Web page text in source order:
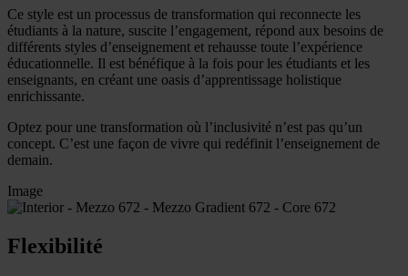
Ce style est un processus de transformation qui reconnecte les
étudiants à la nature, suscite l’engagement, répond aux besoins de
différents styles d’enseignement et rehausse toute l’expérience
éducationnelle. Il est bénéfique à la fois pour les étudiants et les
enseignants, en créant une oasis d’apprentissage holistique
enrichissante.
Optez pour une transformation où l’inclusivité n’est pas qu’un
concept. C’est une façon de vivre qui redéfinit l’enseignement de
demain.
Image
Flexibilité